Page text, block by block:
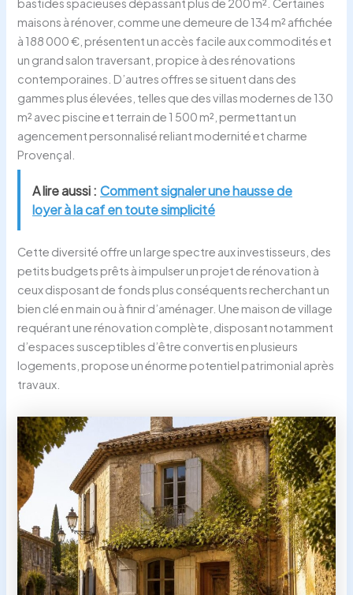
bastides spacieuses dépassant plus de 200 m². Certaines
maisons à rénover, comme une demeure de 134 m² affichée
à 188 000 €, présentent un accès facile aux commodités et
un grand salon traversant, propice à des rénovations
contemporaines. D’autres offres se situent dans des
gammes plus élevées, telles que des villas modernes de 130
m² avec piscine et terrain de 1 500 m², permettant un
agencement personnalisé reliant modernité et charme
Provençal.
A lire aussi : Comment signaler une hausse de
loyer à la caf en toute simplicité
Cette diversité offre un large spectre aux investisseurs, des
petits budgets prêts à impulser un projet de rénovation à
ceux disposant de fonds plus conséquents recherchant un
bien clé en main ou à finir d’aménager. Une maison de village
requérant une rénovation complète, disposant notamment
d’espaces susceptibles d’être convertis en plusieurs
logements, propose un énorme potentiel patrimonial après
travaux.